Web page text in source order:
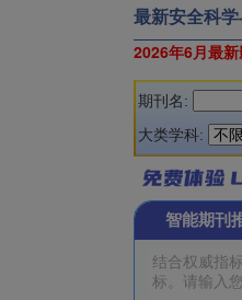
最新安全科
2026年6月最新
期刊名:
大类学科:
智能期刊